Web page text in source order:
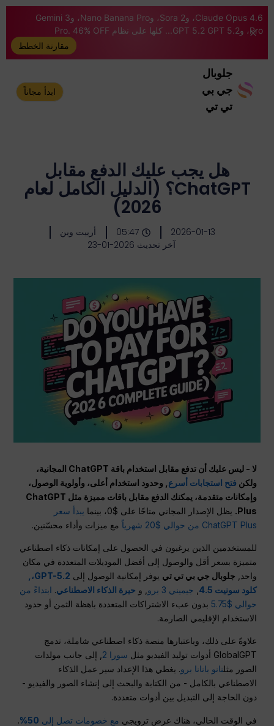
Claude Opus 4.6، وSora 2، وNano Banana Pro، وGemini 3
Pro، وGPT 5.2 GPT 5.2... كلها على نظام Pro. 46% OFF
مقارنة الخطط
جلوبال
جي بي
تي تي
ابدأ مجاناً
هل يجب عليك الدفع مقابل
ChatGPT؟ (الدليل الكامل لعام
2026)
2026-01-13
05:47
أرييت وين
آخر تحديث 2026-01-23
لا - ليس عليك أن تدفع مقابل استخدام باقة ChatGPT المجانية،
ولكن فتح استجابات أسرع , وحدود استخدام أعلى، وأولوية الوصول،
وإمكانات متقدمة، يمكنك الدفع مقابل باقات مميزة مثل ChatGPT
Plus. يظل الإصدار المجاني متاحًا على $0، بينما
يبدأ سعر
ChatGPT Plus من حوالي $20 شهرياً
مع ميزات وأداء محسّنين.
للمستخدمين الذين يرغبون في الحصول على إمكانات ذكاء اصطناعي
متميزة بسعر أقل والوصول إلى أفضل الموديلات المتعددة في مكان
واحد, جلوبال جي بي تي تي يوفر إمكانية الوصول إلى GPT-5.2،,
كلود سونيت 4.5
جيميني 3 برو , و حيرة الذكاء الاصطناعي. ابتداءً من
حوالي $5.75
بدون عبء الاشتراكات المتعددة باهظة الثمن أو حدود
الاستخدام الإقليمي الصارمة.
علاوةً على ذلك، وباعتبارها منصة ذكاء اصطناعي شاملة، تدمج
GlobalGPT أدوات توليد الفيديو مثل
سورا 2
, إلى جانب مولدات
الصور مثلنانو بانانا برو. يغطي هذا الإعداد سير عمل الذكاء
الاصطناعي بالكامل - من الكتابة والبحث إلى إنشاء الصور والفيديو -
دون الحاجة إلى التبديل بين أدوات متعددة.
في الوقت الحالي، هناك عرض ترويجي مع خصومات تصل إلى 50%
.